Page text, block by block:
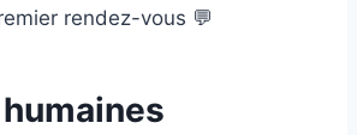
rendez-vous 💬